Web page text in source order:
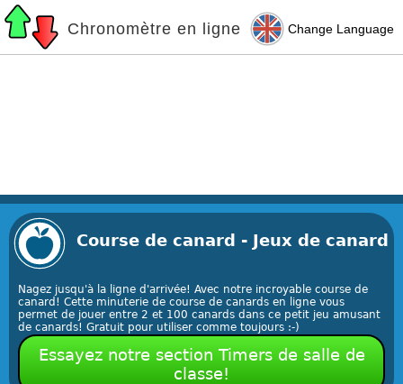
Chronomètre en ligne Change Language
Course de canard - Jeux de canard
Nagez jusqu'à la ligne d'arrivée! Avec notre incroyable course de
canard! Cette minuterie de course de canards en ligne vous
permet de jouer entre 2 et 100 canards dans ce petit jeu amusant
de canards! Gratuit pour utiliser comme toujours :-)
Essayez notre section Timers de salle de
classe!